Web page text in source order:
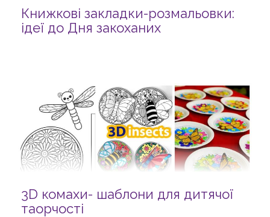
Книжкові закладки-розмальовки:
ідеї до Дня закоханих
3D комахи- шаблони для дитячої
таорчості